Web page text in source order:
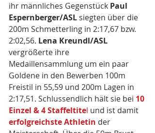
ihr männliches Gegenstück Paul
Espernberger/ASL siegten über die
200m Schmetterling in 2:17,67 bzw.
2:02,56. Lena Kreundl/ASL
vergrößerte ihre
Medaillensammlung um ein paar
Goldene in den Bewerben 100m
Freistil in 55,59 und 200m Lagen in
2:17,51. Schlussendlich hält sie bei 10
Einzel & 4 Staffeltitel und ist damit
erfolgreichste Athletin der